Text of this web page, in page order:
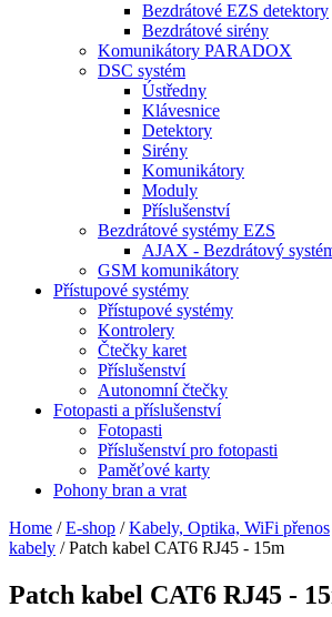
Bezdrátové EZS detektory
Bezdrátové sirény
Komunikátory PARADOX
DSC systém
Ústředny
Klávesnice
Detektory
Sirény
Komunikátory
Moduly
Příslušenství
Bezdrátové systémy EZS
AJAX - Bezdrátový
GSM komunikátory
Přístupové systémy
Přístupové systémy
Kontrolery
Čtečky karet
Příslušenství
Autonomní čtečky
Fotopasti a příslušenství
Fotopasti
Příslušenství pro fotopasti
Paměťové karty
Pohony bran a vrat
Home / E-shop / Kabely, Optika, WiFi přenos
kabely /Patch kabel CAT6 RJ45 - 15m
Patch kabel CAT6 RJ45 -